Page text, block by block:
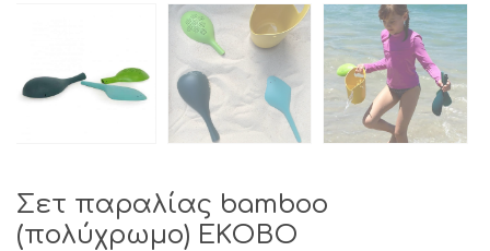
Σετ παραλίας bamboo
(πολύχρωμο) EKOBO